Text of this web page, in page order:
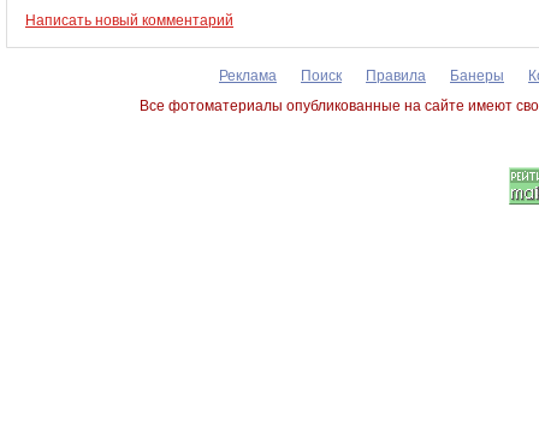
Написать новый комментарий
Реклама Поиск Правила Банеры
Все фотоматериалы опубликованные на сайте имеют